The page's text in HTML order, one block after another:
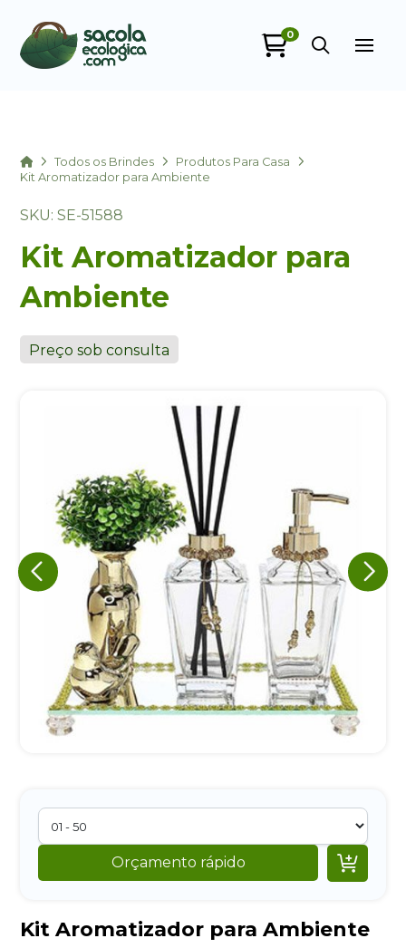
0
HomeTodos os Brindes
Produtos Para Casa
Kit Aromatizador para Ambiente
SKU: SE-51588
Kit Aromatizador para
Ambiente
Preço sob consulta
Orçamento rápido 
Kit Aromatizador para Ambiente
+55
Eu concordo em receber comunicações.
A nossa empresa está comprometida a proteger e respeitar
sua privacidade, utilizaremos seus dados apenas para fins
de marketing. Você pode alterar suas preferências a
qualquer momento.
Iniciar conversa